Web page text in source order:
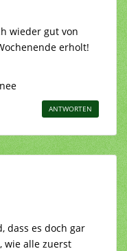
wieder gut von
erholt!
ANTWORTEN
dass es doch gar
wie alle zuerst